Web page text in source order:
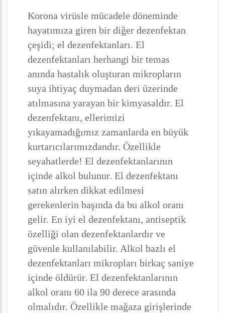
Korona virüsle mücadele döneminde
hayatımıza giren bir diğer dezenfektan
çeşidi; el dezenfektanları. El
dezenfektanları herhangi bir temas
anında hastalık oluşturan mikropların
suya ihtiyaç duymadan deri üzerinde
atılmasına yarayan bir kimyasaldır. El
dezenfektanı, ellerimizi
yıkayamadığımız zamanlarda en büyük
kurtarıcılarımızdandır. Özellikle
seyahatlerde! El dezenfektanlarının
içinde alkol bulunur. El dezenfektanı
satın alırken dikkat edilmesi
gerekenlerin başında da bu alkol oranı
gelir. En iyi el dezenfektanı, antiseptik
özelliği olan dezenfektanlardır ve
güvenle kullanılabilir. Alkol bazlı el
dezenfektanları mikropları birkaç saniye
içinde öldürür. El dezenfektanlarının
alkol oranı 60 ila 90 derece arasında
olmalıdır. Özellikle mağaza girişlerinde